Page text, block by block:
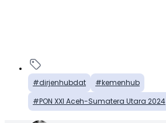
dirjenhubdat
kemenhub
PON XXI Aceh-Sumatera Utara 2024